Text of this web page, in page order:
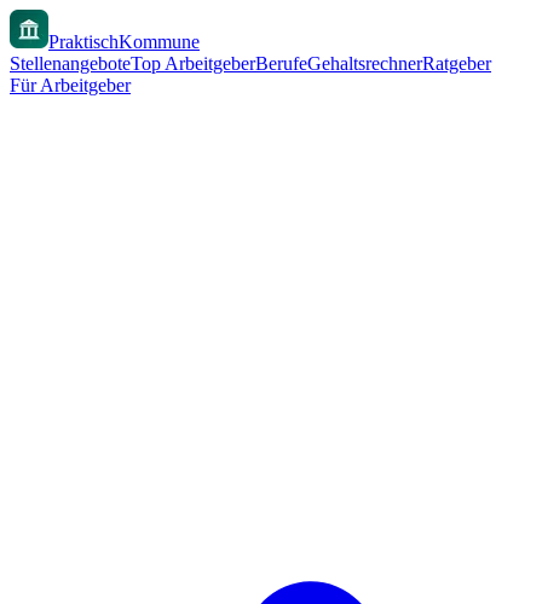
PraktischKommune
StellenangeboteTop ArbeitgeberBerufeGehaltsrechnerRatgeber
Für Arbeitgeber